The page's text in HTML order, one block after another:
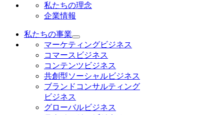
私たちの理念
企業情報
私たちの事業
マーケティングビジネス
コマースビジネス
コンテンツビジネス
共創型ソーシャルビジネス
ブランドコンサルティング
ビジネス
グローバルビジネス